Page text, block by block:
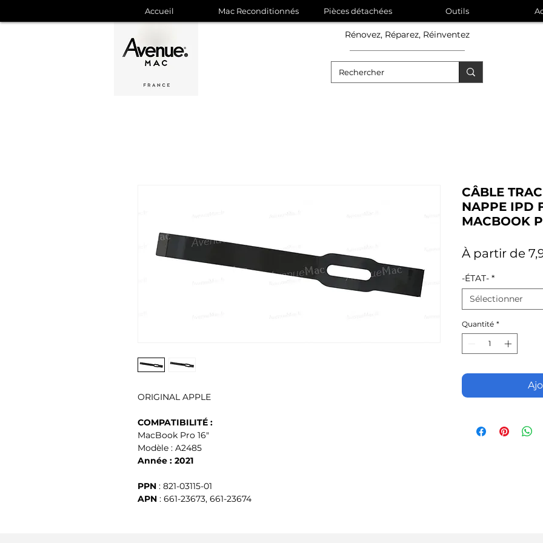
Rénovez, Réparez, Réinventez
Accueil Mac Reconditionnés Pièces détachées Outils
ORIGINAL APPLE
COMPATIBILITÉ :
MacBook Pro 16"
Modèle : A2485
Année : 2021
PPN : 821-03115-01
APN : 661-23673, 661-23674
CÂBLE
NAPPE IPD
MACBOOK
À partir de
-ÉTAT- *
Sélectionner
Quantité *